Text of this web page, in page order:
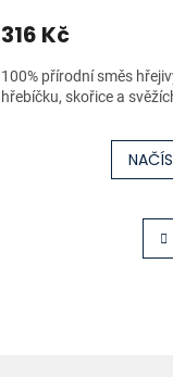
316 Kč
100% přírodní směs
hřebíčku, skořice a